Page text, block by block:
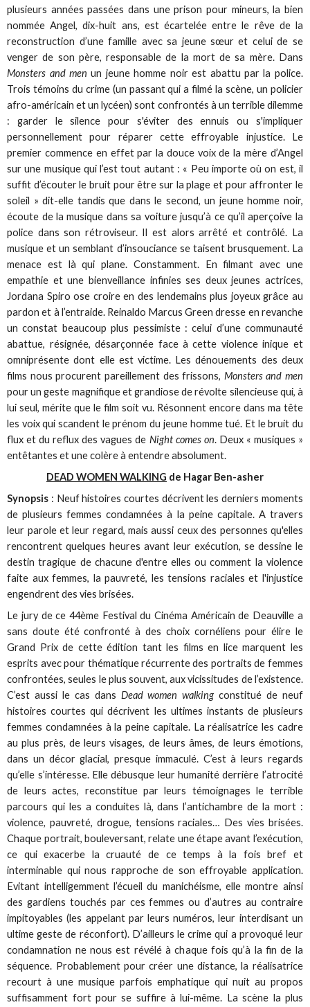
plusieurs années passées dans une prison pour mineurs, la bien
nommée Angel, dix-huit ans, est écartelée entre le rêve de la
reconstruction d’une famille avec sa jeune sœur et celui de se
venger de son père, responsable de la mort de sa mère. Dans
Monsters and men un jeune homme noir est abattu par la police.
Trois témoins du crime (un passant qui a filmé la scène, un policier
afro-américain et un lycéen) sont confrontés à un terrible dilemme
: garder le silence pour s'éviter des ennuis ou s'impliquer
personnellement pour réparer cette effroyable injustice. Le
premier commence en effet par la douce voix de la mère d’Angel
sur une musique qui l’est tout autant : « Peu importe où on est, il
suffit d’écouter le bruit pour être sur la plage et pour affronter le
soleil » dit-elle tandis que dans le second, un jeune homme noir,
écoute de la musique dans sa voiture jusqu’à ce qu’il aperçoive la
police dans son rétroviseur. Il est alors arrêté et contrôlé. La
musique et un semblant d’insouciance se taisent brusquement. La
menace est là qui plane. Constamment. En filmant avec une
empathie et une bienveillance infinies ses deux jeunes actrices,
Jordana Spiro ose croire en des lendemains plus joyeux grâce au
pardon et à l’entraide. Reinaldo Marcus Green dresse en revanche
un constat beaucoup plus pessimiste : celui d’une communauté
abattue, résignée, désarçonnée face à cette violence inique et
omniprésente dont elle est victime. Les dénouements des deux
films nous procurent pareillement des frissons, Monsters and men
pour un geste magnifique et grandiose de révolte silencieuse qui, à
lui seul, mérite que le film soit vu. Résonnent encore dans ma tête
les voix qui scandent le prénom du jeune homme tué. Et le bruit du
flux et du reflux des vagues de Night comes on. Deux « musiques »
entêtantes et une colère à entendre absolument.
DEAD WOMEN WALKING de Hagar Ben-asher
Synopsis : Neuf histoires courtes décrivent les derniers moments
de plusieurs femmes condamnées à la peine capitale. A travers
leur parole et leur regard, mais aussi ceux des personnes qu'elles
rencontrent quelques heures avant leur exécution, se dessine le
destin tragique de chacune d'entre elles ou comment la violence
faite aux femmes, la pauvreté, les tensions raciales et l'injustice
engendrent des vies brisées.
Le jury de ce 44ème Festival du Cinéma Américain de Deauville a
sans doute été confronté à des choix cornéliens pour élire le
Grand Prix de cette édition tant les films en lice marquent les
esprits avec pour thématique récurrente des portraits de femmes
confrontées, seules le plus souvent, aux vicissitudes de l’existence.
C’est aussi le cas dans Dead women walking constitué de neuf
histoires courtes qui décrivent les ultimes instants de plusieurs
femmes condamnées à la peine capitale. La réalisatrice les cadre
au plus près, de leurs visages, de leurs âmes, de leurs émotions,
dans un décor glacial, presque immaculé. C’est à leurs regards
qu’elle s’intéresse. Elle débusque leur humanité derrière l’atrocité
de leurs actes, reconstitue par leurs témoignages le terrible
parcours qui les a conduites là, dans l’antichambre de la mort :
violence, pauvreté, drogue, tensions raciales… Des vies brisées.
Chaque portrait, bouleversant, relate une étape avant l’exécution,
ce qui exacerbe la cruauté de ce temps à la fois bref et
interminable qui nous rapproche de son effroyable application.
Evitant intelligemment l’écueil du manichéisme, elle montre ainsi
des gardiens touchés par ces femmes ou d’autres au contraire
impitoyables (les appelant par leurs numéros, leur interdisant un
ultime geste de réconfort). D’ailleurs le crime qui a provoqué leur
condamnation ne nous est révélé à chaque fois qu’à la fin de la
séquence. Probablement pour créer une distance, la réalisatrice
recourt à une musique parfois emphatique qui nuit au propos
suffisamment fort pour se suffire à lui-même. La scène la plus